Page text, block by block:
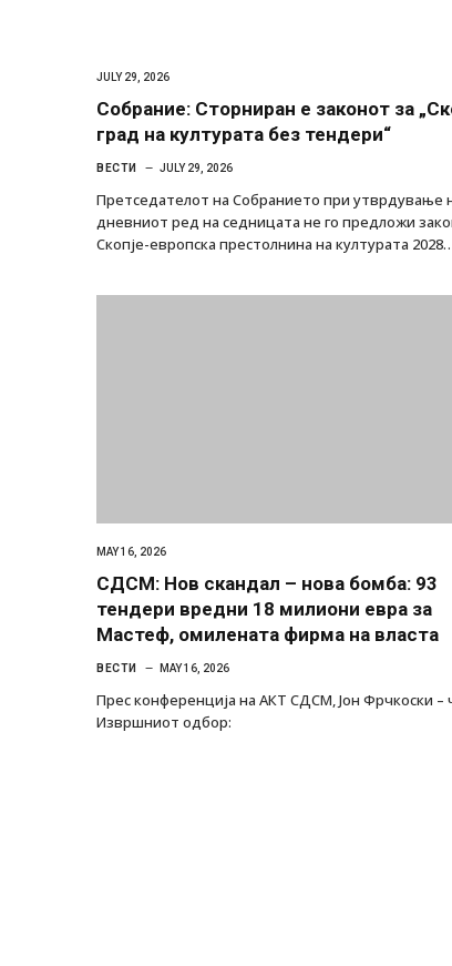
JULY 29, 2026
Собрание: Сторниран е законот за
град на културата без тендери“
ВЕСТИ JULY 29, 2026
Претседателот на Собранието при утврдување
дневниот ред на седницата не го предложи
Скопје-европска престолнина на културата
MAY 16, 2026
СДСМ: Нов скандал – нова бомба: 93
тендери вредни 18 милиони евра за
Мастеф, омилената фирма на власта
ВЕСТИ MAY 16, 2026
Прес конференција на АКТ СДСМ, Јон Фрчкоски –
Извршниот одбор: